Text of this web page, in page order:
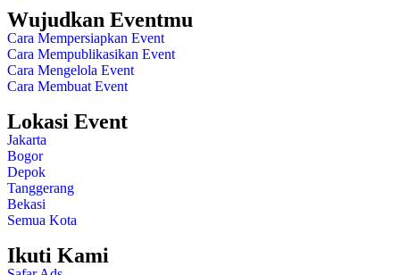
Wujudkan Eventmu
Cara Mempersiapkan Event
Cara Mempublikasikan Event
Cara Mengelola Event
Cara Membuat Event
Lokasi Event
Jakarta
Bogor
Depok
Tanggerang
Bekasi
Semua Kota
Ikuti Kami